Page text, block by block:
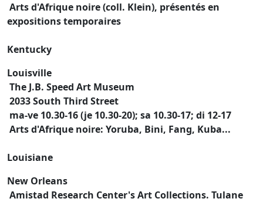
Arts d'Afrique noire (coll. Klein), présentés en
expositions temporaires
Kentucky
Louisville
The J.B. Speed Art Museum
2033 South Third Street
ma-ve 10.30-16 (je 10.30-20); sa 10.30-17; di 12-17
Arts d'Afrique noire: Yoruba, Bini, Fang, Kuba...
Louisiane
New Orleans
Amistad Research Center's Art Collections. Tulane